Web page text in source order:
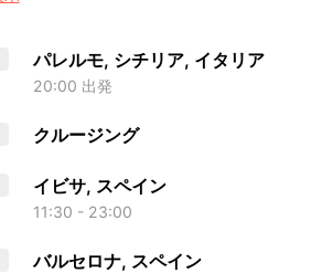
パレルモ, シチリア, イタリア
20:00 出発
クルージング
イビサ, スペイン
11:30 - 23:00
バルセロナ, スペイン